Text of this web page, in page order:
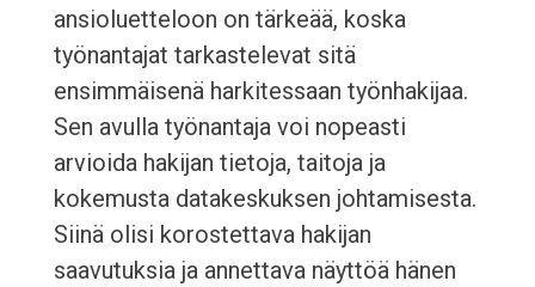
ansioluetteloon on tärkeää, koska
työnantajat tarkastelevat sitä
ensimmäisenä harkitessaan työnhakijaa.
Sen avulla työnantaja voi nopeasti
arvioida hakijan tietoja, taitoja ja
kokemusta datakeskuksen johtamisesta.
Siinä olisi korostettava hakijan
saavutuksia ja annettava näyttöä hänen